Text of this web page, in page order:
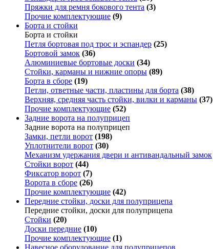
Пряжки для ремня бокового тента (3)
Прочие комплектующие (9)
Борта и стойки
Борта и стойки
Петля бортовая под трос и эспандер (25)
Бортовой замок (36)
Алюминиевые бортовые доски (34)
Стойки, карманы и нижние опоры (89)
Борта в сборе (19)
Петли, ответные части, пластины для борта (38)
Верхняя, средняя часть стойки, вилки и карманы (37)
Прочие комплектующие (52)
Задние ворота на полуприцеп
Задние ворота на полуприцеп
Замки, петли ворот (198)
Уплотнители ворот (30)
Механизм удержания двери и антивандальный замок
Стойки ворот (44)
Фиксатор ворот (7)
Ворота в сборе (26)
Прочие комплектующие (42)
Передние стойки, доски для полуприцепа
Передние стойки, доски для полуприцепа
Стойки (20)
Доски передние (10)
Прочие комплектующие (1)
Навесное оборудование для полуприцепов